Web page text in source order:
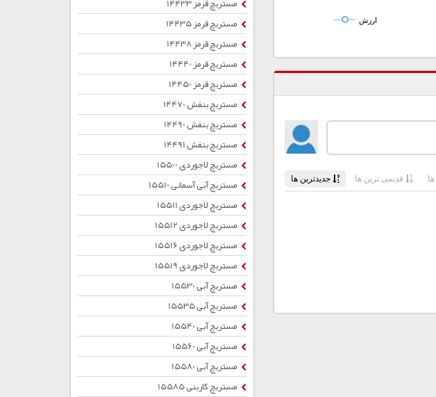
ارزش
مستربچ قرمز 14435
مستربچ قرمز 14438
مستربچ قرمز 14440
مستربچ قرمز 14450
مستربچ بنفش 14470
مستربچ بنفش 14490
مستربچ بنفش 14491
مستربچ لاجوردی 15500
مستربچ آبی آسمانی 15510
مستربچ لاجوردی 15511
مستربچ لاجوردی 15512
مستربچ لاجوردی 15516
مستربچ لاجوردی 15519
مستربچ آبی 15530
مستربچ آبی 15535
مستربچ آبی 15540
مستربچ آبی 15560
مستربچ آبی 15580
مستربچ کاربنی 15585